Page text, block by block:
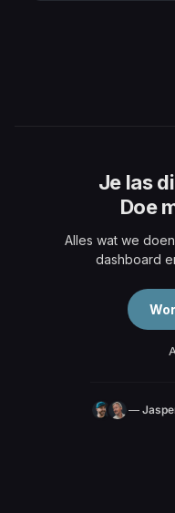
Je las
Doe
Alles wat we
dashboard
—